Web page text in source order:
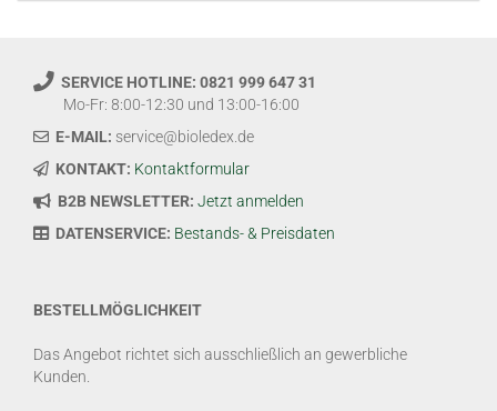
SERVICE HOTLINE: 0821 999 647 31
Mo-Fr: 8:00-12:30 und 13:00-16:00
E-MAIL: service@bioledex.de
KONTAKT: Kontaktformular
B2B NEWSLETTER: Jetzt anmelden
DATENSERVICE: Bestands- & Preisdaten
BESTELLMÖGLICHKEIT
Das Angebot richtet sich ausschließlich an gewerbliche
Kunden.